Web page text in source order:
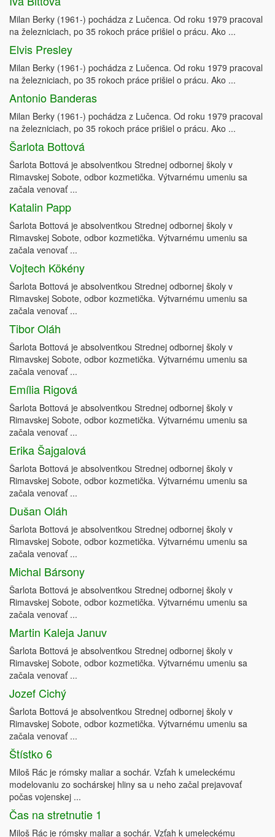
Milan Berky (1961-) pochádza z Lučenca. Od roku 1979 pracoval
na železniciach, po 35 rokoch práce prišiel o prácu. Ako ...
Elvis Presley
Milan Berky (1961-) pochádza z Lučenca. Od roku 1979 pracoval
na železniciach, po 35 rokoch práce prišiel o prácu. Ako ...
Antonio Banderas
Milan Berky (1961-) pochádza z Lučenca. Od roku 1979 pracoval
na železniciach, po 35 rokoch práce prišiel o prácu. Ako ...
Šarlota Bottová
Šarlota Bottová je absolventkou Strednej odbornej školy v
Rimavskej Sobote, odbor kozmetička. Výtvarnému umeniu sa
začala venovať ...
Katalin Papp
Šarlota Bottová je absolventkou Strednej odbornej školy v
Rimavskej Sobote, odbor kozmetička. Výtvarnému umeniu sa
začala venovať ...
Vojtech Kökény
Šarlota Bottová je absolventkou Strednej odbornej školy v
Rimavskej Sobote, odbor kozmetička. Výtvarnému umeniu sa
začala venovať ...
Tibor Oláh
Šarlota Bottová je absolventkou Strednej odbornej školy v
Rimavskej Sobote, odbor kozmetička. Výtvarnému umeniu sa
začala venovať ...
Emília Rigová
Šarlota Bottová je absolventkou Strednej odbornej školy v
Rimavskej Sobote, odbor kozmetička. Výtvarnému umeniu sa
začala venovať ...
Erika Šajgalová
Šarlota Bottová je absolventkou Strednej odbornej školy v
Rimavskej Sobote, odbor kozmetička. Výtvarnému umeniu sa
začala venovať ...
Dušan Oláh
Šarlota Bottová je absolventkou Strednej odbornej školy v
Rimavskej Sobote, odbor kozmetička. Výtvarnému umeniu sa
začala venovať ...
Michal Bársony
Šarlota Bottová je absolventkou Strednej odbornej školy v
Rimavskej Sobote, odbor kozmetička. Výtvarnému umeniu sa
začala venovať ...
Martin Kaleja Januv
Šarlota Bottová je absolventkou Strednej odbornej školy v
Rimavskej Sobote, odbor kozmetička. Výtvarnému umeniu sa
začala venovať ...
Jozef Cichý
Šarlota Bottová je absolventkou Strednej odbornej školy v
Rimavskej Sobote, odbor kozmetička. Výtvarnému umeniu sa
začala venovať ...
Štístko 6
Miloš Rác je rómsky maliar a sochár. Vzťah k umeleckému
modelovaniu zo sochárskej hliny sa u neho začal prejavovať
počas vojenskej ...
Čas na stretnutie 1
Miloš Rác je rómsky maliar a sochár. Vzťah k umeleckému